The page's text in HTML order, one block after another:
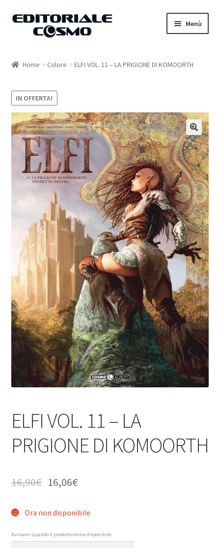
Vai
Vai
Menù
Carrello
Il mio account
Home Colore ELFI VOL. 11 – LA PRIGIONE DI KOMOORTH
IN OFFERTA!
ELFI VOL. 11 – LA
PRIGIONE DI KOMOORTH
16,90€ 16,06€
Ora non disponibile
Avvisami quando il prodotto torna disponibile: